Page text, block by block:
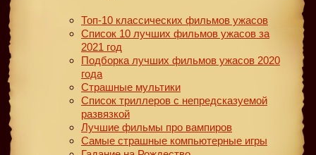
Топ-10 классических фильмов ужасов
Список 10 лучших фильмов ужасов за
2021 год
Подборка лучших фильмов ужасов 2020
года
Страшные мультики
Список триллеров с непредсказуемой
развязкой
Лучшие фильмы про вампиров
Самые страшные компьютерные игры